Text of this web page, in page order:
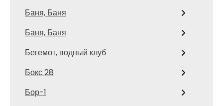
Баня, Баня
Баня, Баня
Бегемот, водный клуб
Бокс 28
Бор-1